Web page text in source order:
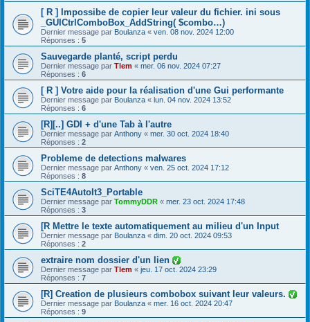
[ R ] Impossibe de copier leur valeur du fichier. ini sous
_GUICtrlComboBox_AddString( $combo…)
Dernier message par Boulanza « ven. 08 nov. 2024 12:00
Réponses : 5
Sauvegarde planté, script perdu
Dernier message par Tlem « mer. 06 nov. 2024 07:27
Réponses : 6
[ R ] Votre aide pour la réalisation d'une Gui performante
Dernier message par Boulanza « lun. 04 nov. 2024 13:52
Réponses : 6
[R][..] GDI + d'une Tab à l'autre
Dernier message par Anthony « mer. 30 oct. 2024 18:40
Réponses : 2
Probleme de detections malwares
Dernier message par Anthony « ven. 25 oct. 2024 17:12
Réponses : 8
SciTE4AutoIt3_Portable
Dernier message par TommyDDR « mer. 23 oct. 2024 17:48
Réponses : 3
[R Mettre le texte automatiquement au milieu d'un Input
Dernier message par Boulanza « dim. 20 oct. 2024 09:53
Réponses : 2
extraire nom dossier d'un lien
Dernier message par Tlem « jeu. 17 oct. 2024 23:29
Réponses : 7
[R] Creation de plusieurs combobox suivant leur valeurs.
Dernier message par Boulanza « mer. 16 oct. 2024 20:47
Réponses : 9